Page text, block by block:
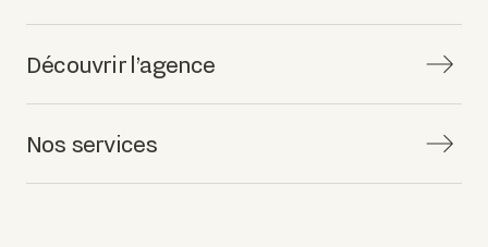
Découvrir l’agence
Nos services